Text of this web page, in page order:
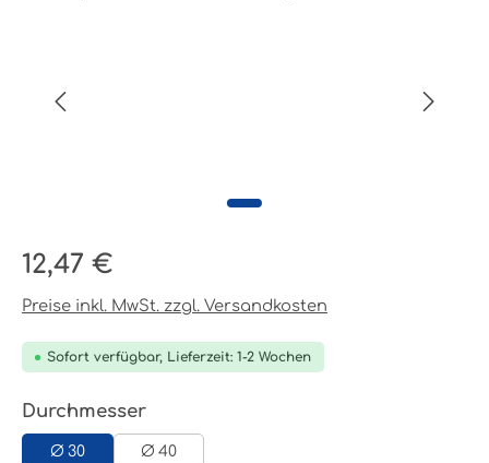
Regulärer Preis:
12,47 €
Preise inkl. MwSt. zzgl. Versandkosten
Sofort verfügbar, Lieferzeit: 1-2 Wochen
Durchmesserauswählen
Ø 30 Ø 40